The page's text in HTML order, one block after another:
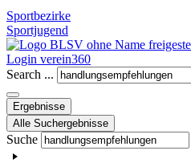
Sportbezirke
Sportjugend
Login verein360
Search ...
Ergebnisse
Alle Suchergebnisse
Suche